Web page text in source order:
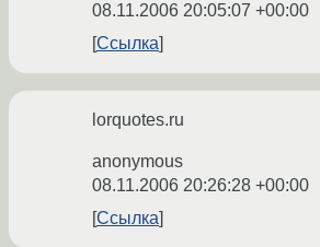
08.11.2006 20:05:07 +00:00
Ссылка
lorquotes.ru
anonymous
08.11.2006 20:26:28 +00:00
Ссылка